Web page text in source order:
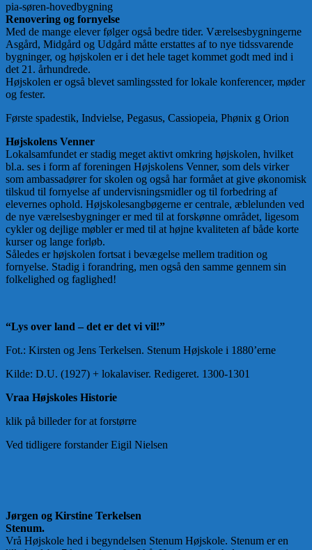
pia-søren-hovedbygning
Renovering og fornyelse
Med de mange elever følger også bedre tider. Værelsesbygningerne
Asgård, Midgård og Udgård måtte erstattes af to nye tidssvarende
bygninger, og højskolen er i det hele taget kommet godt med ind i
det 21. århundrede.
Højskolen er også blevet samlingssted for lokale konferencer, møder
og fester.
Første spadestik, Indvielse, Pegasus, Cassiopeia, Phønix g Orion
Højskolens Venner
Lokalsamfundet er stadig meget aktivt omkring højskolen, hvilket
bl.a. ses i form af foreningen Højskolens Venner, som dels virker
som ambassadører for skolen og også har formået at give økonomisk
tilskud til fornyelse af undervisningsmidler og til forbedring af
elevernes ophold. Højskolesangbøgerne er centrale, æblelunden ved
de nye værelsesbygninger er med til at forskønne området, ligesom
cykler og dejlige møbler er med til at højne kvaliteten af både korte
kurser og lange forløb.
Således er højskolen fortsat i bevægelse mellem tradition og
fornyelse. Stadig i forandring, men også den samme gennem sin
folkelighed og faglighed!
“Lys over land – det er det vi vil!”
Fot.: Kirsten og Jens Terkelsen. Stenum Højskole i 1880’erne
Kilde: D.U. (1927) + lokalaviser. Redigeret. 1300-1301
Vraa Højskoles Historie
klik på billeder for at forstørre
Ved tidligere forstander Eigil Nielsen
Jørgen og Kirstine Terkelsen
Stenum.
Vrå Højskole hed i begyndelsen Stenum Højskole. Stenum er en